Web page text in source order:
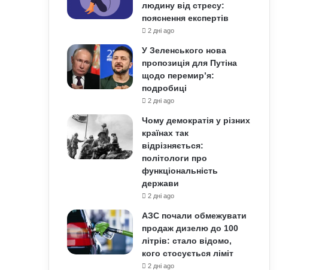
людину від стресу:
пояснення експертів
2 дні ago
У Зеленського нова
пропозиція для Путіна
щодо перемир’я:
подробиці
2 дні ago
Чому демократія у різних
країнах так
відрізняється:
політологи про
функціональність
держави
2 дні ago
АЗС почали обмежувати
продаж дизелю до 100
літрів: стало відомо,
кого стосується ліміт
2 дні ago